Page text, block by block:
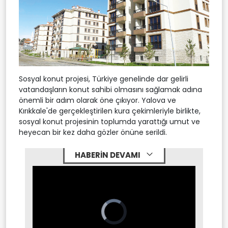
Sosyal konut projesi, Türkiye genelinde dar gelirli
vatandaşların konut sahibi olmasını sağlamak adına
önemli bir adım olarak öne çıkıyor. Yalova ve
Kırıkkale'de gerçekleştirilen kura çekimleriyle birlikte,
sosyal konut projesinin toplumda yarattığı umut ve
heyecan bir kez daha gözler önüne serildi.
HABERİN DEVAMI
Video
Player
is
loading.